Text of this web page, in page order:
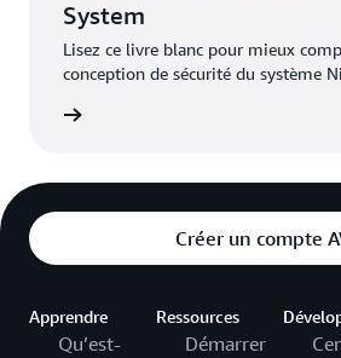
System
Lisez ce livre blanc pour mieux
conception de sécurité du système
Créer un compte
Apprendre
Qu’est-
Ressources
Démarrer